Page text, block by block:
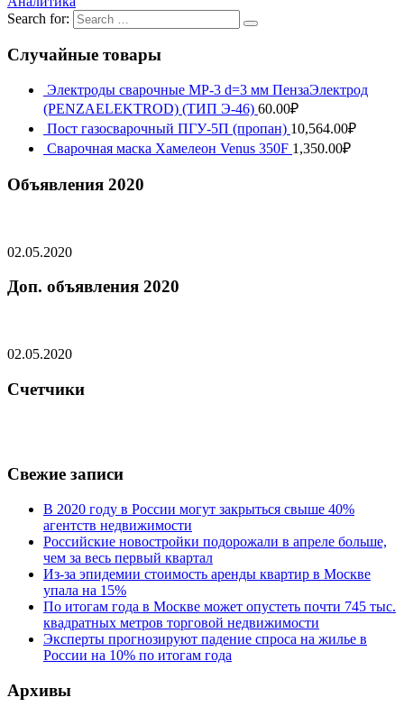
Search for:
Случайные товары
Электроды сварочные МР-3 d=3 мм ПензаЭлектрод
(PENZAELEKTROD) (ТИП Э-46) 60.00₽
Пост газосварочный ПГУ-5П (пропан) 10,564.00₽
Сварочная маска Хамелеон Venus 350F 1,350.00₽
Объявления 2020
02.05.2020
Доп. объявления 2020
02.05.2020
Счетчики
Свежие записи
В 2020 году в России могут закрыться свыше 40%
агентств недвижимости
Российские новостройки подорожали в апреле больше,
чем за весь первый квартал
Из-за эпидемии стоимость аренды квартир в Москве
упала на 15%
По итогам года в Москве может опустеть почти 745 тыс.
квадратных метров торговой недвижимости
Эксперты прогнозируют падение спроса на жилье в
России на 10% по итогам года
Архивы